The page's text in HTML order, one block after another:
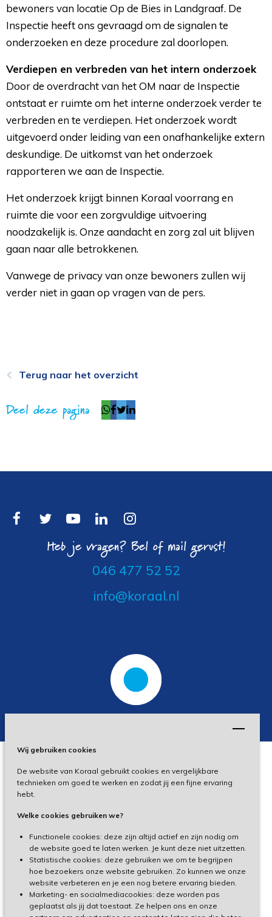
Wij gebruiken cookies
De website van Koraal gebruikt cookies en vergelijkbare
technieken om goed te werken en zodat jij een fijne ervaring
hebt.
Welke cookies gebruiken we?
Functionele cookies: deze zijn altijd actief en zijn nodig om
de website goed te laten werken. Je kunt deze niet uitzetten.
Statistische cookies: deze gebruiken we om te begrijpen
hoe bezoekers onze website gebruiken. Zo kunnen we onze
website verbeteren en je een nog betere ervaring bieden.
Marketing- en socialmediacookies: deze worden pas
geplaatst als jij dat toestaat. Ze helpen ons en onze
bewoners van locatie Op de Bies in Landgraaf. De
Inspectie heeft ons gevraagd om de signalen te
onderzoeken en deze procedure zal doorlopen.
Verdiepen en verbreden van het intern onderzoek
Door de overdracht van het OM naar de Inspectie
ontstaat er ruimte om het interne onderzoek verder te
verbreden en te verdiepen. Het onderzoek wordt
uitgevoerd onder leiding van een onafhankelijke extern
deskundige. De uitkomst van het onderzoek
rapporteren we aan de Inspectie.
Het onderzoek krijgt binnen Koraal voorrang en
ruimte die voor een zorgvuldige uitvoering
noodzakelijk is. Onze aandacht en zorg zal uit blijven
gaan naar alle betrokkenen.
Vanwege de privacy van onze bewoners zullen wij
verder niet in gaan op vragen van de pers.
Terug naar het overzicht
Deel deze pagina
Heb je vragen? Bel of mail gerust!
046 477 52 52
info@koraal.nl
Privacy
Toegankelijkheid
Cliëntenportaal
Medewerkersportaal